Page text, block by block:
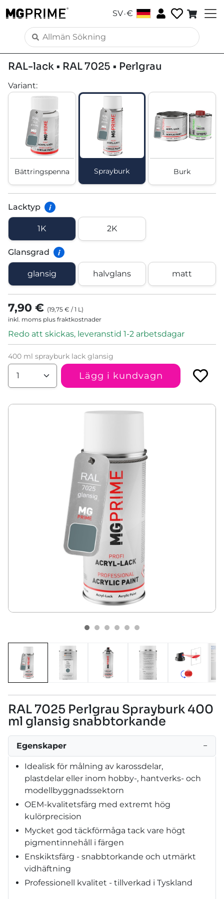
SV.€
RAL-lack • RAL 7025 • Perlgrau
Variant:
Bättringspenna Sprayburk Burk
Lacktyp i
1K 2K
Glansgrad i
glansig halvglans matt
7,90 € (19,75 € /1 L )
inkl. moms plus fraktkostnader
Redo att skickas, leveranstid 1-2 arbetsdagar
400 ml sprayburk lack glansig
Lägg i kundvagn
RAL 7025 Perlgrau Sprayburk 400
ml glansig snabbtorkande
Egenskaper −
Idealisk för målning av karossdelar,
plastdelar eller inom hobby-, hantverks- och
modellbyggnadssektorn
OEM-kvalitetsfärg med extremt hög
kulörprecision
Mycket god täckförmåga tack vare högt
pigmentinnehåll i färgen
Enskiktsfärg - snabbtorkande och utmärkt
vidhäftning
Professionell kvalitet - tillverkad i Tyskland